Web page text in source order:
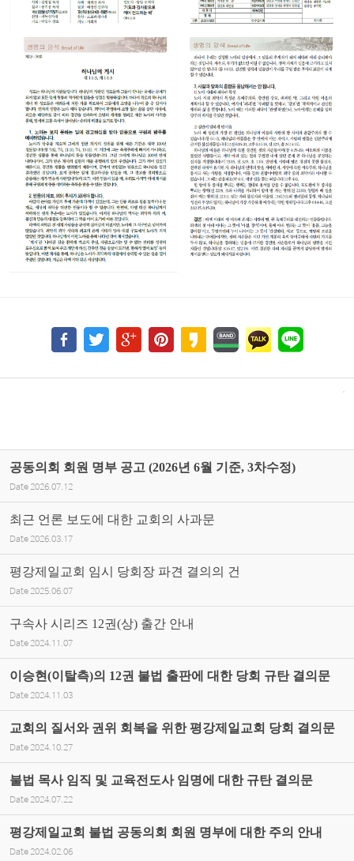
공동의회 회원 명부 공고 (2026년 6월 기준, 3차수정)
Date 2026.07.12
최근 언론 보도에 대한 교회의 사과문
Date 2026.03.17
평강제일교회 임시 당회장 파견 결의의 건
Date 2025.06.07
구속사 시리즈 12권(상) 출간 안내
Date 2024.11.07
이승현(이탈측)의 12권 불법 출판에 대한 당회 규탄 결의문
Date 2024.11.03
교회의 질서와 권위 회복을 위한 평강제일교회 당회 결의문
Date 2024.10.27
불법 목사 임직 및 교육전도사 임명에 대한 규탄 결의문
Date 2024.07.22
평강제일교회 불법 공동의회 회원 명부에 대한 주의 안내
Date 2024.02.06